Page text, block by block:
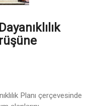
Planı çerçevesinde